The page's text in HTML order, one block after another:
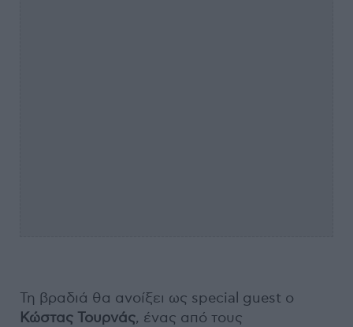
Τη βραδιά θα ανοίξει ως special guest ο
Κώστας Τουρνάς, ένας από τους